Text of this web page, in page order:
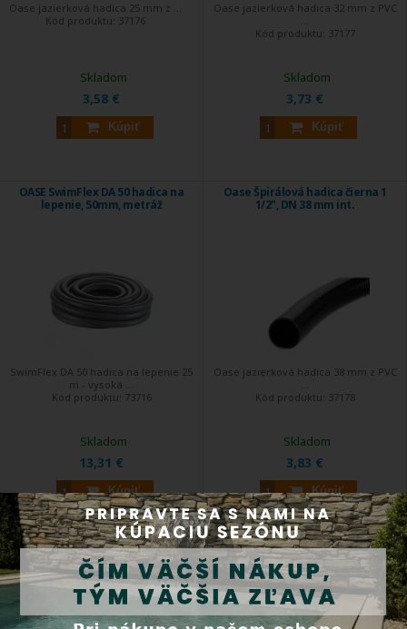
Oase jazierková hadica 25 mm z ...
Kód produktu: 37176
3,58 €
Kúpiť
Skladom
Oase jazierková hadica 32 mm z PVC
Kód produktu: 37177
3,73 €
Kúpiť
Skladom
OASE SwimFlex DA 50 hadica na
lepenie, 50mm, metráž
SwimFlex DA 50 hadica na lepenie 25
m - vysoká ...
Kód produktu: 73716
13,31 €
Kúpiť
Skladom
Oase Špirálová hadica čierna 1
1/2", DN 38 mm int.
Oase jazierková hadica 38 mm z PVC
Kód produktu: 37178
3,83 €
Kúpiť
Skladom
Oase hadicová spojka 1 1/2"
Oase Y - rozdeľovač na hadicu 1
1/2"